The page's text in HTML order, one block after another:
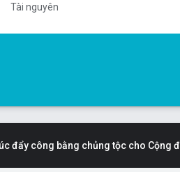
Tài nguyên
đẩy công bằng chủng tộc cho Cộng